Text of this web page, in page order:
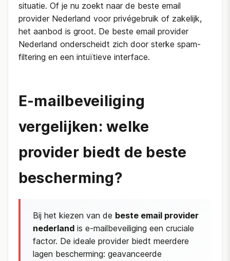
situatie. Of je nu zoekt naar de beste email
provider Nederland voor privégebruik of zakelijk,
het aanbod is groot. De beste email provider
Nederland onderscheidt zich door sterke spam-
filtering en een intuïtieve interface.
E-mailbeveiliging
vergelijken: welke
provider biedt de beste
bescherming?
Bij het kiezen van de beste email provider
nederland is e-mailbeveiliging een cruciale
factor. De ideale provider biedt meerdere
lagen bescherming: geavanceerde